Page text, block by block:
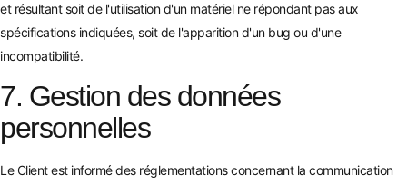
et résultant soit de l'utilisation d'un matériel ne répondant pas aux
spécifications indiquées, soit de l'apparition d'un bug ou d'une
incompatibilité.
7. Gestion des données
personnelles
Le Client est informé des réglementations concernant la communication